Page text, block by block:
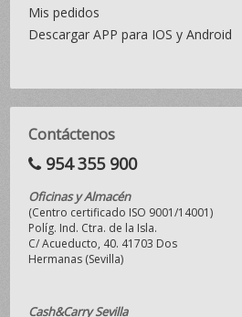
Mis pedidos
Descargar APP para IOS y Android
Contáctenos
954 355 900
Oficinas y Almacén
(Centro certificado ISO 9001/14001)
Políg. Ind. Ctra. de la Isla.
C/ Acueducto, 40. 41703 Dos
Hermanas (Sevilla)
Cash&Carry Sevilla